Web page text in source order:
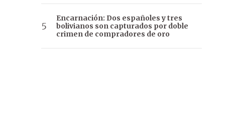
Encarnación: Dos españoles y tres
bolivianos son capturados por doble
crimen de compradores de oro